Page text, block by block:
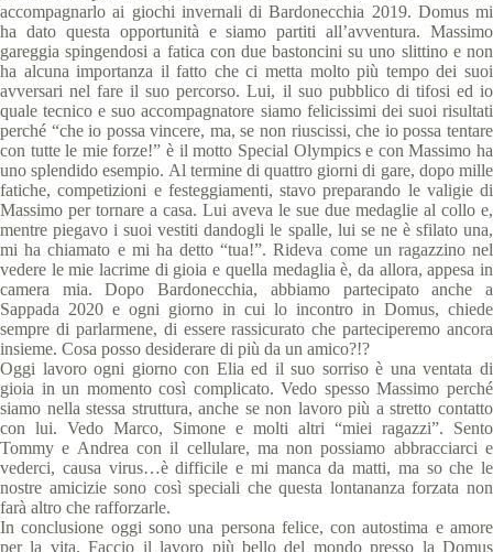
accompagnarlo ai giochi invernali di Bardonecchia 2019. Domus mi
ha dato questa opportunità e siamo partiti all’avventura. Massimo
gareggia spingendosi a fatica con due bastoncini su uno slittino e non
ha alcuna importanza il fatto che ci metta molto più tempo dei suoi
avversari nel fare il suo percorso. Lui, il suo pubblico di tifosi ed io
quale tecnico e suo accompagnatore siamo felicissimi dei suoi risultati
perché “che io possa vincere, ma, se non riuscissi, che io possa tentare
con tutte le mie forze!” è il motto Special Olympics e con Massimo ha
uno splendido esempio. Al termine di quattro giorni di gare, dopo mille
fatiche, competizioni e festeggiamenti, stavo preparando le valigie di
Massimo per tornare a casa. Lui aveva le sue due medaglie al collo e,
mentre piegavo i suoi vestiti dandogli le spalle, lui se ne è sfilato una,
mi ha chiamato e mi ha detto “tua!”. Rideva come un ragazzino nel
vedere le mie lacrime di gioia e quella medaglia è, da allora, appesa in
camera mia. Dopo Bardonecchia, abbiamo partecipato anche a
Sappada 2020 e ogni giorno in cui lo incontro in Domus, chiede
sempre di parlarmene, di essere rassicurato che parteciperemo ancora
insieme. Cosa posso desiderare di più da un amico?!?
Oggi lavoro ogni giorno con Elia ed il suo sorriso è una ventata di
gioia in un momento così complicato. Vedo spesso Massimo perché
siamo nella stessa struttura, anche se non lavoro più a stretto contatto
con lui. Vedo Marco, Simone e molti altri “miei ragazzi”. Sento
Tommy e Andrea con il cellulare, ma non possiamo abbracciarci e
vederci, causa virus…è difficile e mi manca da matti, ma so che le
nostre amicizie sono così speciali che questa lontananza forzata non
farà altro che rafforzarle.
In conclusione oggi sono una persona felice, con autostima e amore
per la vita. Faccio il lavoro più bello del mondo presso la Domus